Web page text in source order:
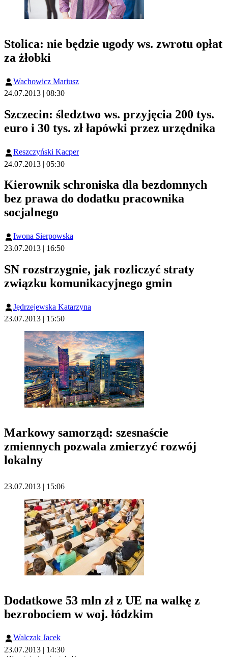
Stolica: nie będzie ugody ws. zwrotu opłat
za żłobki
Wachowicz Mariusz
24.07.2013 | 08:30
Szczecin: śledztwo ws. przyjęcia 200 tys.
euro i 30 tys. zł łapówki przez urzędnika
Reszczyński Kacper
24.07.2013 | 05:30
Kierownik schroniska dla bezdomnych
bez prawa do dodatku pracownika
socjalnego
Iwona Sierpowska
23.07.2013 | 16:50
SN rozstrzygnie, jak rozliczyć straty
związku komunikacyjnego gmin
Jędrzejewska Katarzyna
23.07.2013 | 15:50
Markowy samorząd: szesnaście
zmiennych pozwala zmierzyć rozwój
lokalny
23.07.2013 | 15:06
Dodatkowe 53 mln zł z UE na walkę z
bezrobociem w woj. łódzkim
Walczak Jacek
23.07.2013 | 14:30